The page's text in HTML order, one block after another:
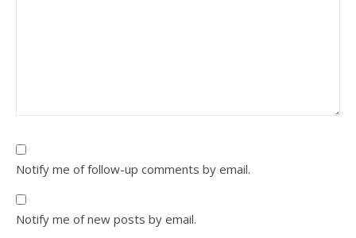
Notify me of follow-up comments by email.
Notify me of new posts by email.